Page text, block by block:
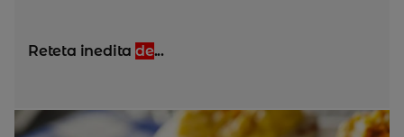
Reteta ineditade...